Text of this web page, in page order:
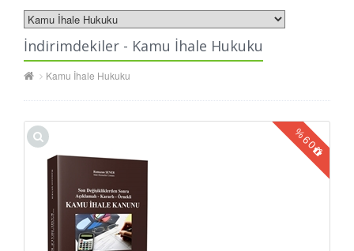
İndirimdekiler - Kamu İhale Hukuku
Kamu İhale Hukuku
%
60